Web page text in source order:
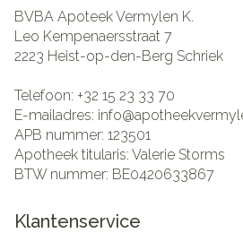
BVBA Apoteek Vermylen K.
Leo Kempenaersstraat 7
2223 Heist-op-den-Berg Schriek
Telefoon: +32 15 23 33 70
E-mailadres: info@
APB nummer: 123501
Apotheek titularis: Valerie Storms
BTW nummer: BE0420633867
Klantenservice